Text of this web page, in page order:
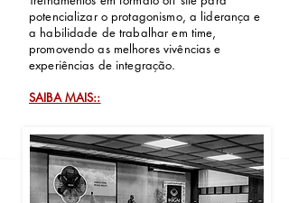
potencializar o protagonismo, a liderança e
a habilidade de trabalhar em time,
promovendo as melhores vivências e
experiências de integração.
SAIBA MAIS::